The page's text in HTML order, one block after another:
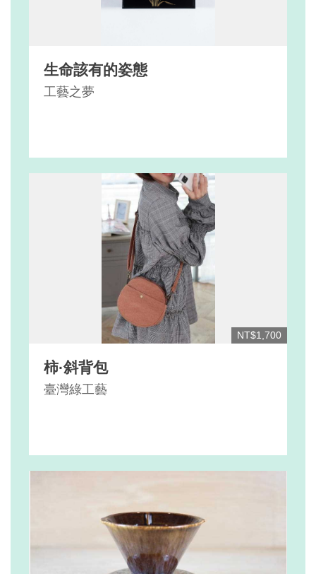
生命該有的姿態
工藝之夢
NT$1,700
柿·斜背包
臺灣綠工藝